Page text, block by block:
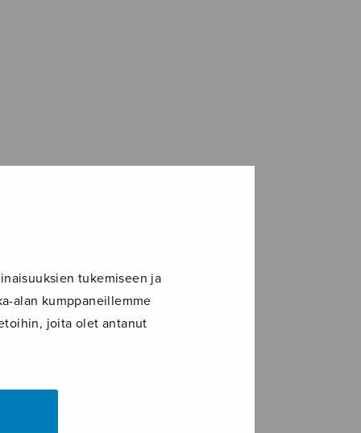
tukemiseen ja
alan kumppaneillemme
joita olet antanut